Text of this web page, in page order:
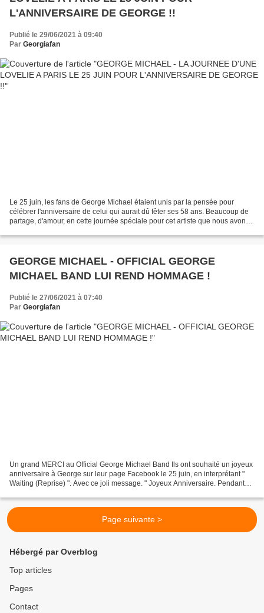
L'ANNIVERSAIRE DE GEORGE !!
Publié le 29/06/2021 à 09:40
Par Georgiafan
Le 25 juin, les fans de George Michael étaient unis par la pensée pour
célébrer l'anniversaire de celui qui aurait dû fêter ses 58 ans. Beaucoup de
partage, d'amour, en cette journée spéciale pour cet artiste que nous avons
GEORGE MICHAEL - OFFICIAL GEORGE
MICHAEL BAND LUI REND HOMMAGE !
Publié le 27/06/2021 à 07:40
Par Georgiafan
Un grand MERCI au Official George Michael Band Ils ont souhaité un joyeux
anniversaire à George sur leur page Facebook le 25 juin, en interprétant "
Waiting (Reprise) ". Avec ce joli message. " Joyeux Anniversaire. Pendant
Page suivante >
Hébergé par Overblog
Top articles
Pages
Contact